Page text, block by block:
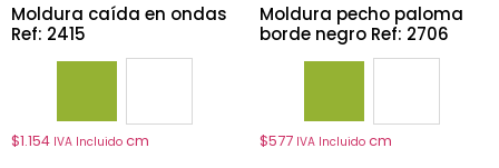
Moldura caída en ondas
Ref: 2415
$1.154 IVA Incluido cm
Moldura pecho paloma
borde negro Ref: 2706
$577 IVA Incluidocm